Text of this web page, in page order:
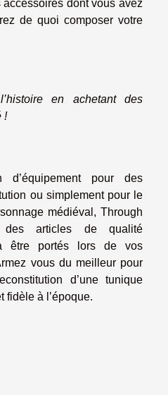
dont vous avez
de quoi composer votre
en achetant des
!
pour des
ou simplement pour le
médiéval, Through
des articles de qualité
être portés lors de vos
vous du meilleur pour
d’une tunique
fidèle à l’époque.